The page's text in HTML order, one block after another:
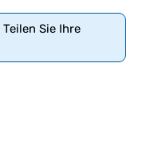
Sie Ihre